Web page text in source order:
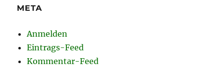
META
Anmelden
Eintrags-Feed
Kommentar-Feed